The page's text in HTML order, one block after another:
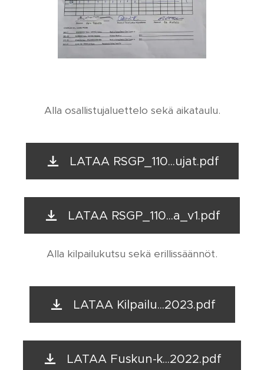
Alla osallistujaluettelo sekä aikataulu.
LATAA RSGP_110...ujat.pdf
LATAA RSGP_110...a_v1.pdf
Alla kilpailukutsu sekä erillissäännöt.
LATAA Kilpailu...2023.pdf
LATAA Fuskun-k...2022.pdf